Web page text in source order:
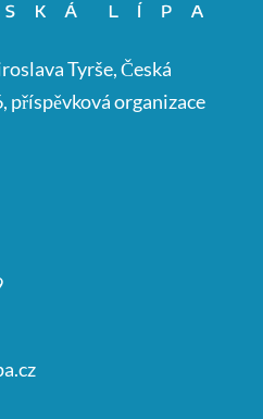
Tyrše, Česká
příspěvková organizace